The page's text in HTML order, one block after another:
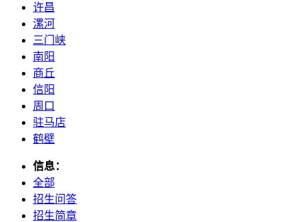
许昌
漯河
三门峡
南阳
商丘
信阳
周口
驻马店
鹤壁
信息：
全部
招生问答
招生简章